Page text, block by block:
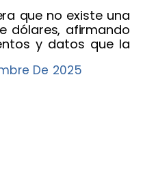
que no existe una
dólares, afirmando
y datos que la
De 2025